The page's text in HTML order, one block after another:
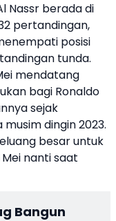
Nassr berada di
pertandingan,
posisi
tunda.
mendatang
bagi Ronaldo
sejak
dingin 2023.
besar untuk
nanti saat
Bangun